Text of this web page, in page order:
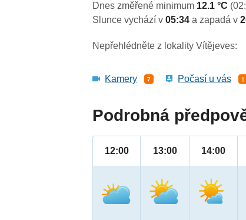
Dnes změřené minimum 12.1 °C
Slunce vychází v05:34a zapadá v
Nepřehlédněte z lokality Vítějeves:
Kamery 7 Počasí u vás 1
Podrobná
12:00 13:00 14:00